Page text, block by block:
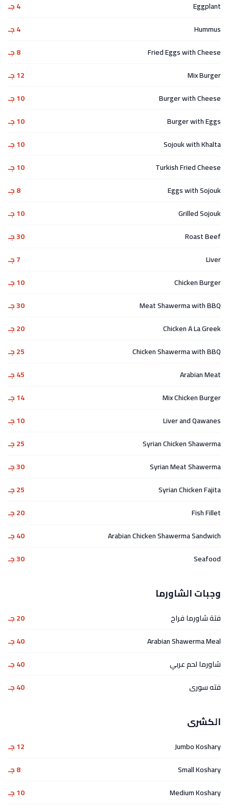
Eggplant
4 جـ
Hummus
4 جـ
Fried Eggs with Cheese
8 جـ
Mix Burger
12 جـ
Burger with Cheese
10 جـ
Burger with Eggs
10 جـ
Sojouk with Khalta
10 جـ
Turkish Fried Cheese
10 جـ
Eggs with Sojouk
8 جـ
Grilled Sojouk
10 جـ
Roast Beef
30 جـ
Liver
7 جـ
Chicken Burger
10 جـ
Meat Shawerma with BBQ
30 جـ
Chicken A La Greek
20 جـ
Chicken Shawerma with BBQ
25 جـ
Arabian Meat
45 جـ
Mix Chicken Burger
14 جـ
Liver and Qawanes
10 جـ
Syrian Chicken Shawerma
25 جـ
Syrian Meat Shawerma
30 جـ
Syrian Chicken Fajita
25 جـ
Fish Fillet
20 جـ
Arabian Chicken Shawerma Sandwich
40 جـ
Seafood
30 جـ
وجبات الشاورما
فتة شاورما فراخ
20 جـ
Arabian Shawerma Meal
40 جـ
شاورما لحم عربي
40 جـ
فته سورى
40 جـ
الكشرى
Jumbo Koshary
12 جـ
Small Koshary
8 جـ
Medium Koshary
10 جـ